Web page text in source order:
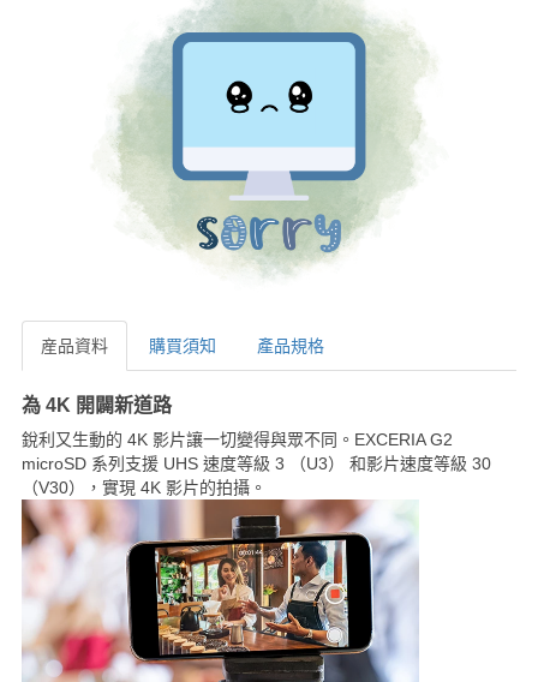
産品資料 購買須知 產品規格
産品資料
為 4K 開闢新道路
銳利又生動的 4K 影片讓一切變得與眾不同。EXCERIA G2
microSD 系列支援 UHS 速度等級 3 （U3） 和影片速度等級 30
（V30），實現 4K 影片的拍攝。